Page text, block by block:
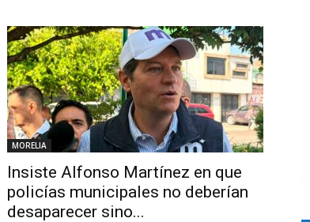
MORELIA
Insiste Alfonso Martínez en que
policías municipales no deberían
desaparecer sino...